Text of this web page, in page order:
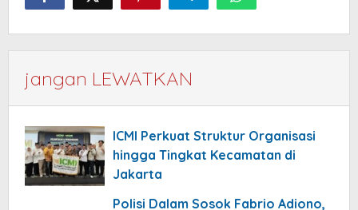
jangan LEWATKAN
ICMI Perkuat Struktur Organisasi
hingga Tingkat Kecamatan di
Jakarta
Polisi Dalam Sosok Fabrio Adiono,